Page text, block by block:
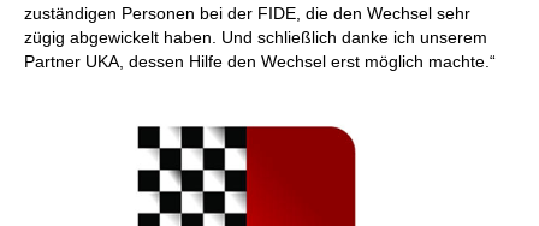
zuständigen Personen bei der FIDE, die den Wechsel sehr
zügig abgewickelt haben. Und schließlich danke ich unserem
Partner UKA, dessen Hilfe den Wechsel erst möglich machte.“